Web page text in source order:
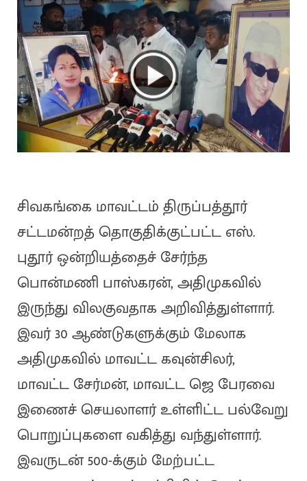
சிவகங்கை மாவட்டம் திருப்பத்தூர்
சட்டமன்றத் தொகுதிக்குட்பட்ட எஸ்.
புதூர் ஒன்றியத்தைச் சேர்ந்த
பொன்மணி பாஸ்கரன், அதிமுகவில்
இருந்து விலகுவதாக அறிவித்துள்ளார்.
இவர் 30 ஆண்டுகளுக்கும் மேலாக
அதிமுகவில் மாவட்ட கவுன்சிலர்,
மாவட்ட சேர்மன், மாவட்ட ஜெ பேரவை
இணைச் செயலாளர் உள்ளிட்ட பல்வேறு
பொறுப்புகளை வகித்து வந்துள்ளார்.
இவருடன் 500-க்கும் மேற்பட்ட